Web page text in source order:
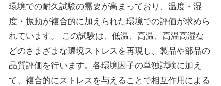
環境での耐久試験の需要が高まっており、温度・湿
度・振動が複合的に加えられた環境での評価が求めら
れています。
この試験は、低温、高温、高温高湿な
どのさまざまな環境ストレスを再現し、製品や部品の
品質評価を行います。各環境因子の単独試験に加え
て、複合的にストレスを与えることで相互作用による